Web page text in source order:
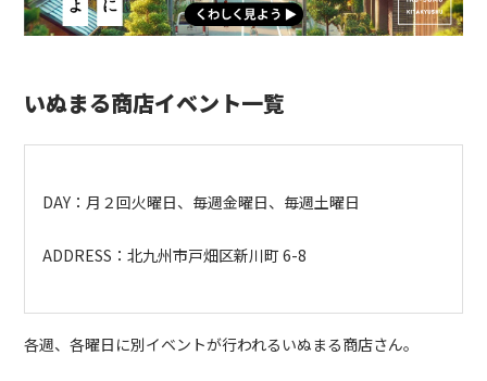
いぬまる商店イベント一覧
DAY：月２回火曜日、毎週金曜日、毎週土曜日
ADDRESS：北九州市戸畑区新川町 6-8
各週、各曜日に別イベントが行われるいぬまる商店さん。